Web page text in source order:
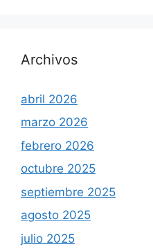
Archivos
abril 2026
marzo 2026
febrero 2026
octubre 2025
septiembre 2025
agosto 2025
julio 2025